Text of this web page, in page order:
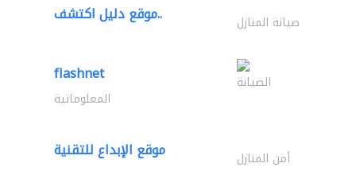
موقع دليل اكتشف.. صيانة المنازل
flashnet الصيانة
المعلوماتية
موقع الإبداع للتقنية أمن المنازل